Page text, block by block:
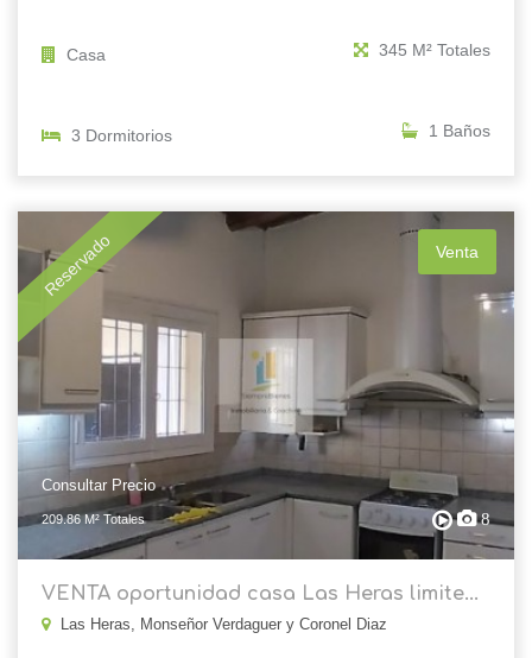
Casa 345 M² Totales
3 Dormitorios 1 Baños
Reservado Venta
Consultar Precio
209.86 M² Totales 8
VENTA oportunidad casa Las Heras limite...
Las Heras, Monseñor Verdaguer y Coronel Diaz